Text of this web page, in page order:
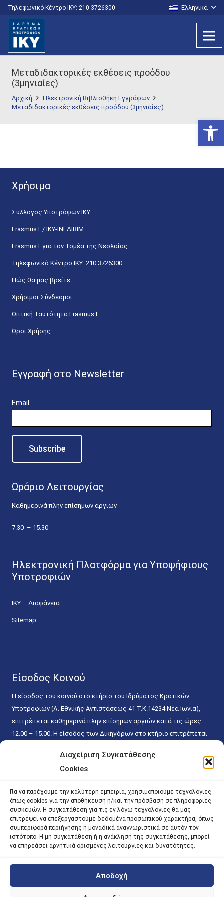
Διαχείριση Συγκατάθεσης
Cookies
Για να παρέχουμε την καλύτερη εμπειρία, χρησιμοποιούμε τεχνολογίες
όπως cookies για την αποθήκευση ή/και την πρόσβαση σε πληροφορίες
συσκευών. Η συγκατάθεση για τις εν λόγω τεχνολογίες θα μας
επιτρέψει να επεξεργαστούμε δεδομένα προσωπικού χαρακτήρα, όπως
συμπεριφορά περιήγησης ή μοναδικά αναγνωριστικά σε αυτόν τον
ιστότοπο. Η μη συγκατάθεση ή η ανάκληση της συγκατάθεσης, μπορεί
να επηρεάσει αρνητικά ορισμένες λειτουργίες και δυνατότητες.
Αποδοχή
Τηλεφωνικό Κέντρο IKY: 210 3726300 Ελληνικά
Μεταδιδακτορικές εκθέσεις προόδου
(3μηνιαίες)
Αρχική
Ηλεκτρονική Βιβλιοθήκη Εγγράφων
Μεταδιδακτορικές εκθέσεις προόδου (3μηνιαίες)
Χρήσιμα
Σύλλογος Υποτρόφων ΙΚΥ
Erasmus+ / ΙΚΥ-ΙΝΕΔΙΒΙΜ
Erasmus+ για τον Τομέα της Νεολαίας
Τηλεφωνικό Κέντρο IKY: 210 3726300
Πώς θα μας βρείτε
Χρήσιμοι Σύνδεσμοι
Οπτική Ταυτότητα Erasmus+
Όροι Χρήσης
Εγγραφή στο Newsletter
Email
Ωράριο Λειτουργίας
Καθημερινά πλην επίσημων αργιών
7.30 – 15.30
Ηλεκτρονική Πλατφόρμα για Υποψήφιους
Υποτροφιών
ΙΚΥ – Διαφάνεια
Sitemap
Είσοδος Κοινού
Η είσοδος του κοινού στο κτήριο του Ιδρύματος Κρατικών
Υποτροφιών (Λ. Εθνικής Αντιστάσεως 41 T.K.14234 Νέα Ιωνία),
επιτρέπεται καθημερινά πλην επίσημων αργιών κατά τις ώρες
12.00 – 15.00. Η είσοδος των Δικηγόρων στο κτήριο επιτρέπεται
κάθε εργάσιμη ημέρα και ώρα χωρίς κανέναν χρονικό ή άλλο
περιορισμό. Η είσοδος του κοινού ειδικά στο γραφείο του
15.00. Η εξυπηρέτηση του κοινού πραγματοποιείται βάσει των
παγίων ισχυουσών διατάξεων. Για την αποφυγή συνωστισμού
εντός του εσωτερικού χώρου εξυπηρέτησης και αναμονής του
κοινού, η εξυπηρέτησή του δύναται να πραγματοποιείται κατόπιν
προγραμματισμένου ραντεβού.
| iky.gr | All Rights Reserved
Designed and Developed by ACM Digital